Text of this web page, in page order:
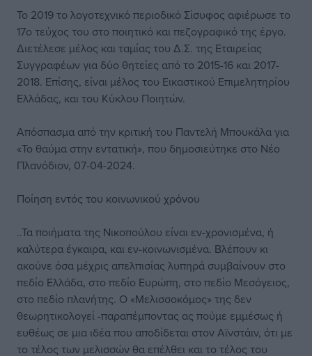
Το 2019 το λογοτεχνικό περιοδικό Σίσυφος αφιέρωσε το
17ο τεύχος του στο ποιητικό και πεζογραφικό της έργο.
Διετέλεσε μέλος και ταμίας του Δ.Σ. της Εταιρείας
Συγγραφέων για δύο θητείες από το 2015-16 και 2017-
2018. Επίσης, είναι μέλος του Εικαστικού Επιμελητηρίου
Ελλάδας, και του Κύκλου Ποιητών.
Απόσπασμα από την κριτική του Παντελή Μπουκάλα για
«Το θαύμα στην εντατική», που δημοσιεύτηκε στο Νέο
Πλανόδιον, 07-04-2024.
Ποίηση εντός του κοινωνικού χρόνου
..Τα ποιήματα της Νικοπούλου είναι εν-χρονισμένα, ή
καλύτερα έγκαιρα, και εν-κοινωνισμένα. Βλέπουν κι
ακούνε όσα μέχρις απελπισίας λυπηρά συμβαίνουν στο
πεδίο Ελλάδα, στο πεδίο Ευρώπη, στο πεδίο Μεσόγειος,
στο πεδίο πλανήτης. Ο «Μελισσοκόμος» της δεν
θεωρητικολογεί -παραπέμποντας ας πούμε εμμέσως ή
ευθέως σε μια ιδέα που αποδίδεται στον Αϊνστάιν, ότι με
το τέλος των μελισσών θα επέλθει και το τέλος του